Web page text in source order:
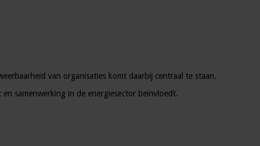
van organisaties komt daarbij centraal te staan.
samenwerking in de energiesector beïnvloedt.